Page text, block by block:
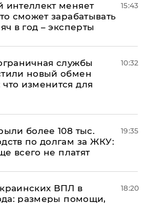
интеллект меняет
сможет зарабатывать
в год – эксперты
15:43
службы
новый обмен
изменится для
10:32
более 108 тыс.
по долгам за ЖКУ:
всего не платят
19:35
ВПЛ в
размеры помощи,
18:20